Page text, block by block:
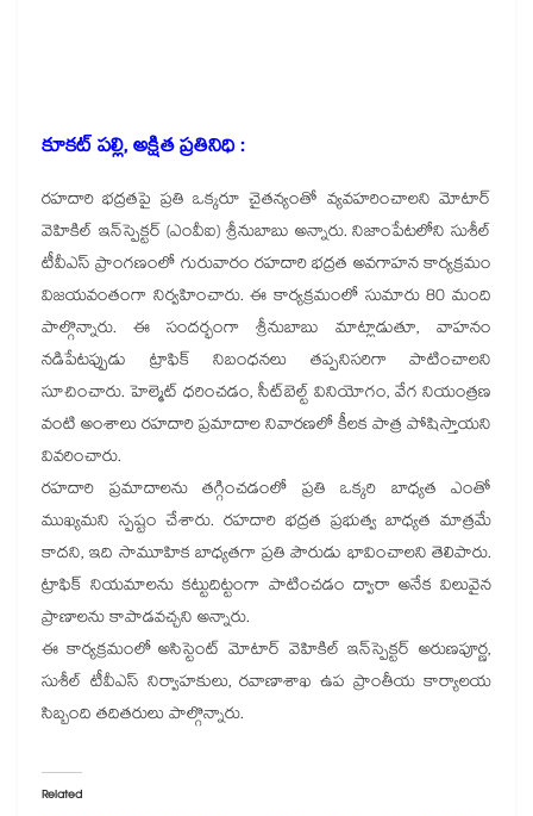
కూకట్ పల్లి, అక్షిత ప్రతినిధి :
రహదారి భద్రతపై ప్రతి ఒక్కరూ చైతన్యంతో వ్యవహరించాలని మోటార్
వెహికిల్ ఇన్‌స్పెక్టర్ (ఎంవీఐ) శ్రీనుబాబు అన్నారు. నిజాంపేటలోని సుశీల్
టీవీఎస్ ప్రాంగణంలో గురువారం రహదారి భద్రత అవగాహన కార్యక్రమం
విజయవంతంగా నిర్వహించారు. ఈ కార్యక్రమంలో సుమారు 80 మంది
పాల్గొన్నారు. ఈ సందర్భంగా శ్రీనుబాబు మాట్లాడుతూ, వాహనం
నడిపేటప్పుడు ట్రాఫిక్ నిబంధనలు తప్పనిసరిగా పాటించాలని
సూచించారు. హెల్మెట్ ధరించడం, సీట్‌బెల్ట్ వినియోగం, వేగ నియంత్రణ
వంటి అంశాలు రహదారి ప్రమాదాల నివారణలో కీలక పాత్ర పోషిస్తాయని
వివరించారు.
రహదారి ప్రమాదాలను తగ్గించడంలో ప్రతి ఒక్కరి బాధ్యత ఎంతో
ముఖ్యమని స్పష్టం చేశారు. రహదారి భద్రత ప్రభుత్వ బాధ్యత మాత్రమే
కాదని, ఇది సామూహిక బాధ్యతగా ప్రతి పౌరుడు భావించాలని తెలిపారు.
ట్రాఫిక్ నియమాలను కట్టుదిట్టంగా పాటించడం ద్వారా అనేక విలువైన
ప్రాణాలను కాపాడవచ్చని అన్నారు.
ఈ కార్యక్రమంలో అసిస్టెంట్ మోటార్ వెహికిల్ ఇన్‌స్పెక్టర్ అరుణపూర్ణ,
సుశీల్ టీవీఎస్ నిర్వాహకులు, రవాణాశాఖ ఉప ప్రాంతీయ కార్యాలయ
సిబ్బంది తదితరులు పాల్గొన్నారు.
Related